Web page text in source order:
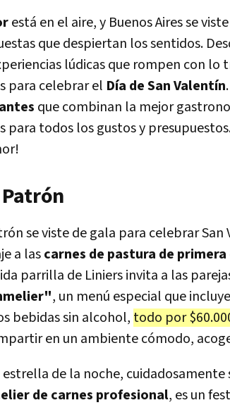
está en el aire, y Buenos Aires se
que despiertan los sentidos.
lúdicas que rompen con
para celebrar el Día de San Valentín
que combinan la mejor
para todos los gustos y
se viste de gala para celebrar
a lascarnes de pastura de
parrilla de Liniers invita a las
, un menú especial que
bebidas sin alcohol, todo por
en un ambiente cómodo,
de la noche,
de carnes profesional, es un